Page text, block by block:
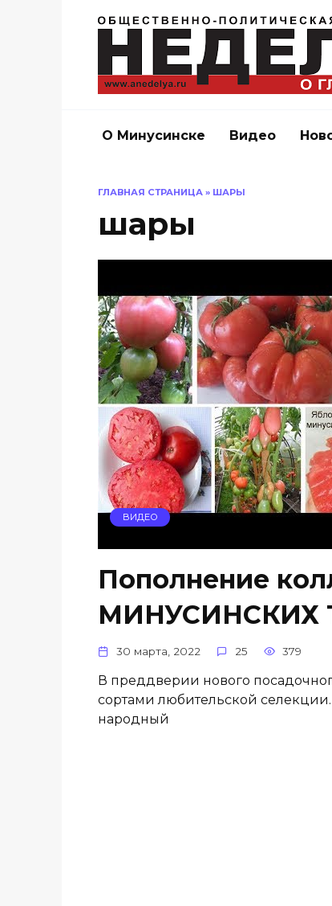
О Минусинске Видео
ГЛАВНАЯ СТРАНИЦА » ШАРЫ
шары
ВИДЕО
Пополнение
МИНУСИНСКИХ
30 марта, 2022 25 379
В преддверии нового
сортами любительской
народный